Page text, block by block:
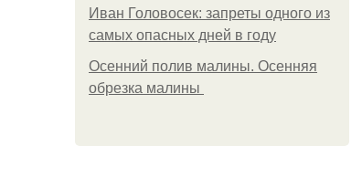
Иван Головосек: запреты одного из
самых опасных дней в году
Осенний полив малины. Осенняя
обрезка малины